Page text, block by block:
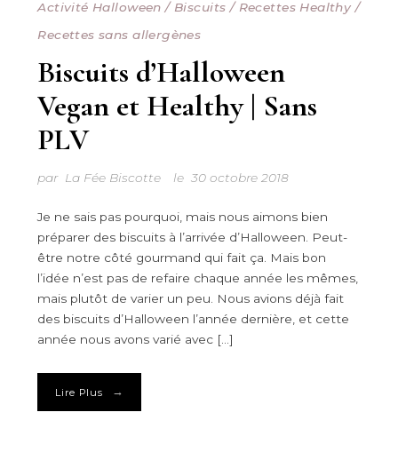
Activité Halloween / Biscuits / Recettes Healthy /
Recettes sans allergènes
Biscuits d’Halloween
Vegan et Healthy | Sans
PLV
par La Fée Biscotte le 30 octobre 2018
Je ne sais pas pourquoi, mais nous aimons bien
préparer des biscuits à l’arrivée d’Halloween. Peut-
être notre côté gourmand qui fait ça. Mais bon
l’idée n’est pas de refaire chaque année les mêmes,
mais plutôt de varier un peu. Nous avions déjà fait
des biscuits d’Halloween l’année dernière, et cette
année nous avons varié avec […]
Lire Plus →